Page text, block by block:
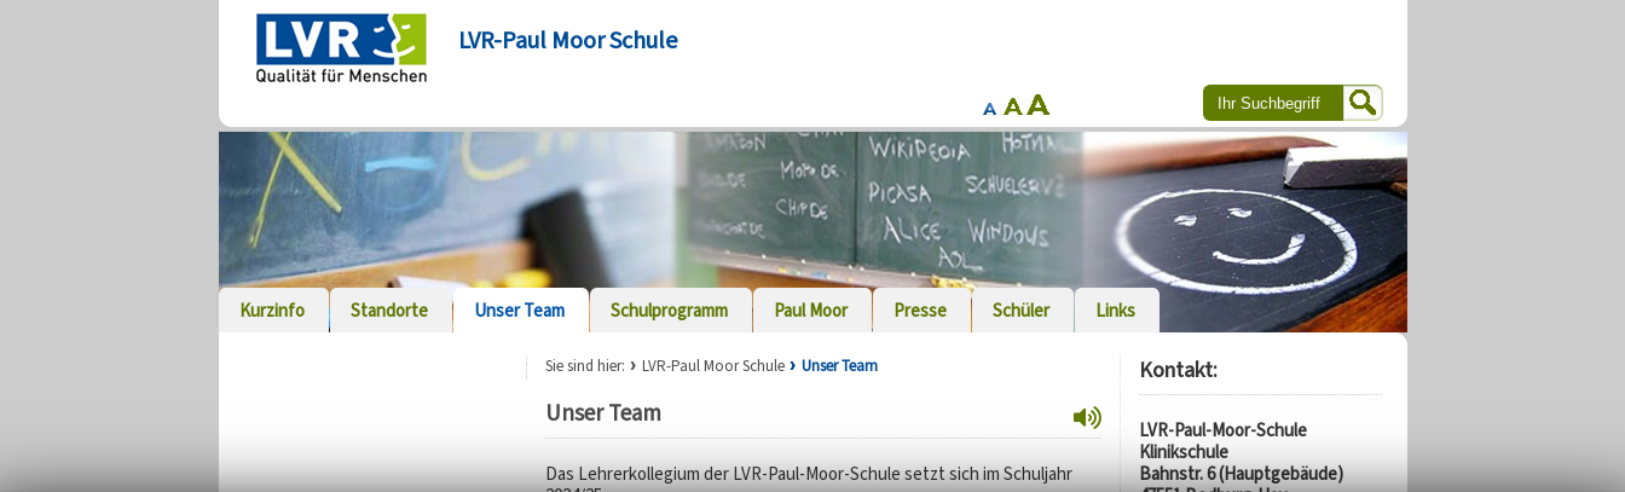
LVR-Paul Moor Schule
Kurzinfo Standorte Unser Team Schulprogramm Paul Moor Presse Schüler Links
Sie sind hier: LVR-Paul Moor Schule Unser Team
Unser Team
Das Lehrerkollegium der LVR-Paul-Moor-Schule setzt sich im Schuljahr
Kontakt:
LVR-Paul-Moor-Schule
Klinikschule
Bahnstr. 6 (Hauptgebäude)